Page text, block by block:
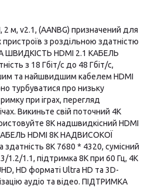
м, v2.1, (AANBG) призначений для
з роздільною здатністю
ШВИДКІСТЬ HDMI 2.1 КАБЕЛЬ
з 18 Гбіт/с до 48 Гбіт/с,
та найшвидшим кабелем HDMI
турбуватися про низьку
при іграх, перегляд
Викиньте свій поточний 4K
8K надшвидкісний HDMI
HDMI 8K НАДВИСОКОЇ
здатність 8K 7680 * 4320, сумісний
1.2/1.1, підтримка 8K при 60 Гц, 4K
HD форматі Ultra HD та 3D-
аудіо та відео. ПІДТРИМКА